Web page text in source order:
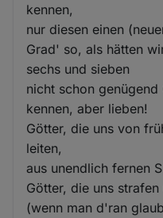
kennen,
nur diesen einen
Grad' so, als hätten
sechs und sieben
nicht schon
kennen, aber lieben!
Götter, die uns von
leiten,
aus unendlich fernen
Götter, die uns
(wenn man d'ran